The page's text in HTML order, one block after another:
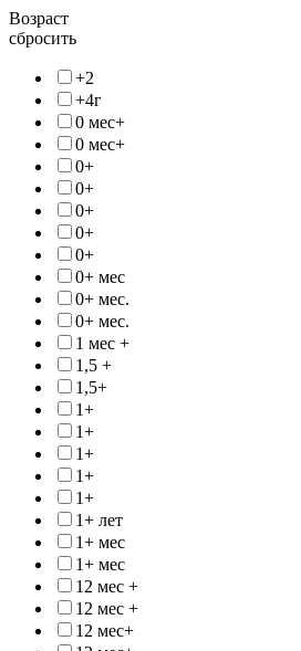
Возраст
сбросить
+2
+4г
0 мес+
0 мес+
0+
0+
0+
0+
0+
0+ мес
0+ мес.
0+ мес.
1 мес +
1,5 +
1,5+
1+
1+
1+
1+
1+
1+ лет
1+ мес
1+ мес
12 мес +
12 мес +
12 мес+